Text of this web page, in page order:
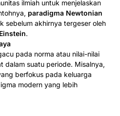
ilmiah untuk menjelaskan
paradigma Newtonian
sebelum akhirnya tergeser oleh
.
pada norma atau nilai-nilai
dalam suatu periode. Misalnya,
berfokus pada keluarga
modern yang lebih